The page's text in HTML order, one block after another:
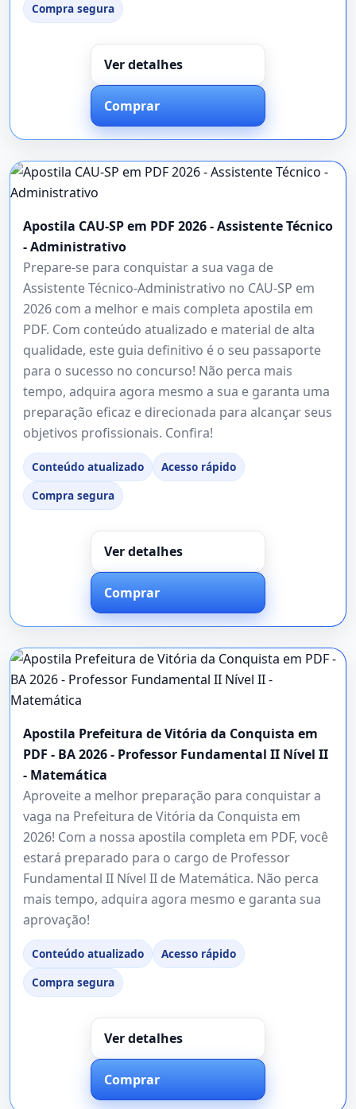
Compra segura
Ver detalhes
Comprar
Apostila CAU-SP em PDF 2026 - Assistente Técnico
- Administrativo
Prepare-se para conquistar a sua vaga de
Assistente Técnico-Administrativo no CAU-SP em
2026 com a melhor e mais completa apostila em
PDF. Com conteúdo atualizado e material de alta
qualidade, este guia definitivo é o seu passaporte
para o sucesso no concurso! Não perca mais
tempo, adquira agora mesmo a sua e garanta uma
preparação eficaz e direcionada para alcançar seus
objetivos profissionais. Confira!
Conteúdo atualizado
Acesso rápido
Compra segura
Ver detalhes
Comprar
Apostila Prefeitura de Vitória da Conquista em
PDF - BA 2026 - Professor Fundamental II Nível II
- Matemática
Aproveite a melhor preparação para conquistar a
vaga na Prefeitura de Vitória da Conquista em
2026! Com a nossa apostila completa em PDF, você
estará preparado para o cargo de Professor
Fundamental II Nível II de Matemática. Não perca
mais tempo, adquira agora mesmo e garanta sua
aprovação!
Conteúdo atualizado
Acesso rápido
Compra segura
Ver detalhes
Comprar